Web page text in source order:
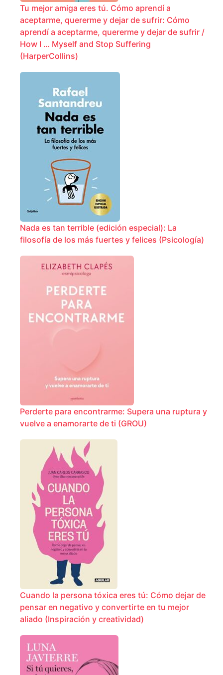
Tu mejor amiga eres tú. Cómo aprendí a
aceptarme, quererme y dejar de sufrir: Cómo
aprendí a aceptarme, quererme y dejar de sufrir /
How I … Myself and Stop Suffering
(HarperCollins)
Nada es tan terrible (edición especial): La
filosofía de los más fuertes y felices (Psicología)
Perderte para encontrarme: Supera una ruptura y
vuelve a enamorarte de ti (GROU)
Cuando la persona tóxica eres tú: Cómo dejar de
pensar en negativo y convertirte en tu mejor
aliado (Inspiración y creatividad)